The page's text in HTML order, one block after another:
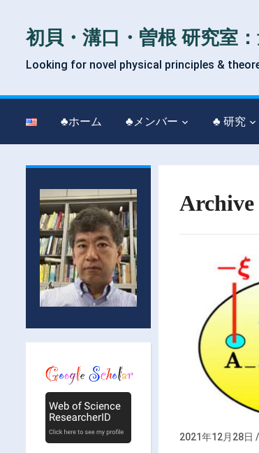
初貝・溝口・曽根 研究室
Looking for novel physical principles &
♣ホーム ♣メンバー ♣ 研究
Archive
2021年12月28日 /